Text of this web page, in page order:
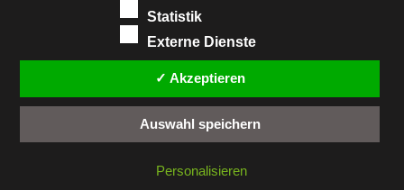
PINTEREST
Statistik
Externe Dienste
✓ Akzeptieren
Auswahl speichern
Personalisieren